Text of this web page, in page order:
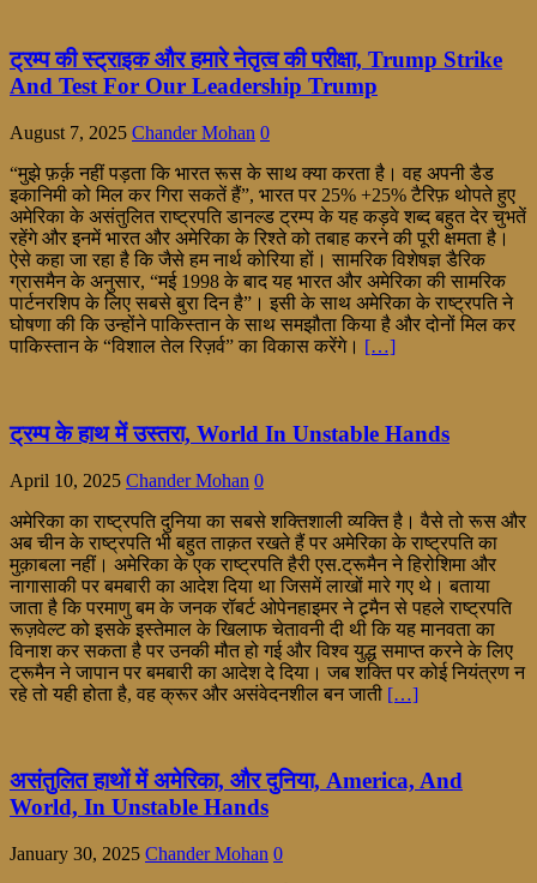
ट्रम्प की स्ट्राइक और हमारे नेतृत्व की परीक्षा, Trump Strike
And Test For Our Leadership Trump
August 7, 2025 Chander Mohan 0
“मुझे फ़र्क़ नहीं पड़ता कि भारत रूस के साथ क्या करता है। वह अपनी डैड
इकानिमी को मिल कर गिरा सकतें हैं”, भारत पर 25% +25% टैरिफ़ थोपते हुए
अमेरिका के असंतुलित राष्ट्रपति डानल्ड ट्रम्प के यह कड़वे शब्द बहुत देर चुभतें
रहेंगे और इनमें भारत और अमेरिका के रिश्ते को तबाह करने की पूरी क्षमता है।
ऐसे कहा जा रहा है कि जैसे हम नार्थ कोरिया हों। सामरिक विशेषज्ञ डैरिक
ग्रासमैन के अनुसार, “मई 1998 के बाद यह भारत और अमेरिका की सामरिक
पार्टनरशिप के लिए सबसे बुरा दिन है”। इसी के साथ अमेरिका के राष्ट्रपति ने
घोषणा की कि उन्होंने पाकिस्तान के साथ समझौता किया है और दोनों मिल कर
पाकिस्तान के “विशाल तेल रिज़र्व” का विकास करेंगे। […]
ट्रम्प के हाथ में उस्तरा, World In Unstable Hands
April 10, 2025 Chander Mohan 0
अमेरिका का राष्ट्रपति दुनिया का सबसे शक्तिशाली व्यक्ति है। वैसे तो रूस और
अब चीन के राष्ट्रपति भी बहुत ताक़त रखते हैं पर अमेरिका के राष्ट्रपति का
मुक़ाबला नहीं। अमेरिका के एक राष्ट्रपति हैरी एस.ट्रूमैन ने हिरोशिमा और
नागासाकी पर बमबारी का आदेश दिया था जिसमें लाखों मारे गए थे। बताया
जाता है कि परमाणु बम के जनक रॉबर्ट ओपेनहाइमर ने ट्र्मैन से पहले राष्ट्रपति
रूज़वेल्ट को इसके इस्तेमाल के खिलाफ चेतावनी दी थी कि यह मानवता का
विनाश कर सकता है पर उनकी मौत हो गई और विश्व युद्ध समाप्त करने के लिए
ट्रूमैन ने जापान पर बमबारी का आदेश दे दिया। जब शक्ति पर कोई नियंत्रण न
रहे तो यही होता है, वह क्रूर और असंवेदनशील बन जाती […]
असंतुलित हाथों में अमेरिका, और दुनिया, America, And
World, In Unstable Hands
January 30, 2025 Chander Mohan 0